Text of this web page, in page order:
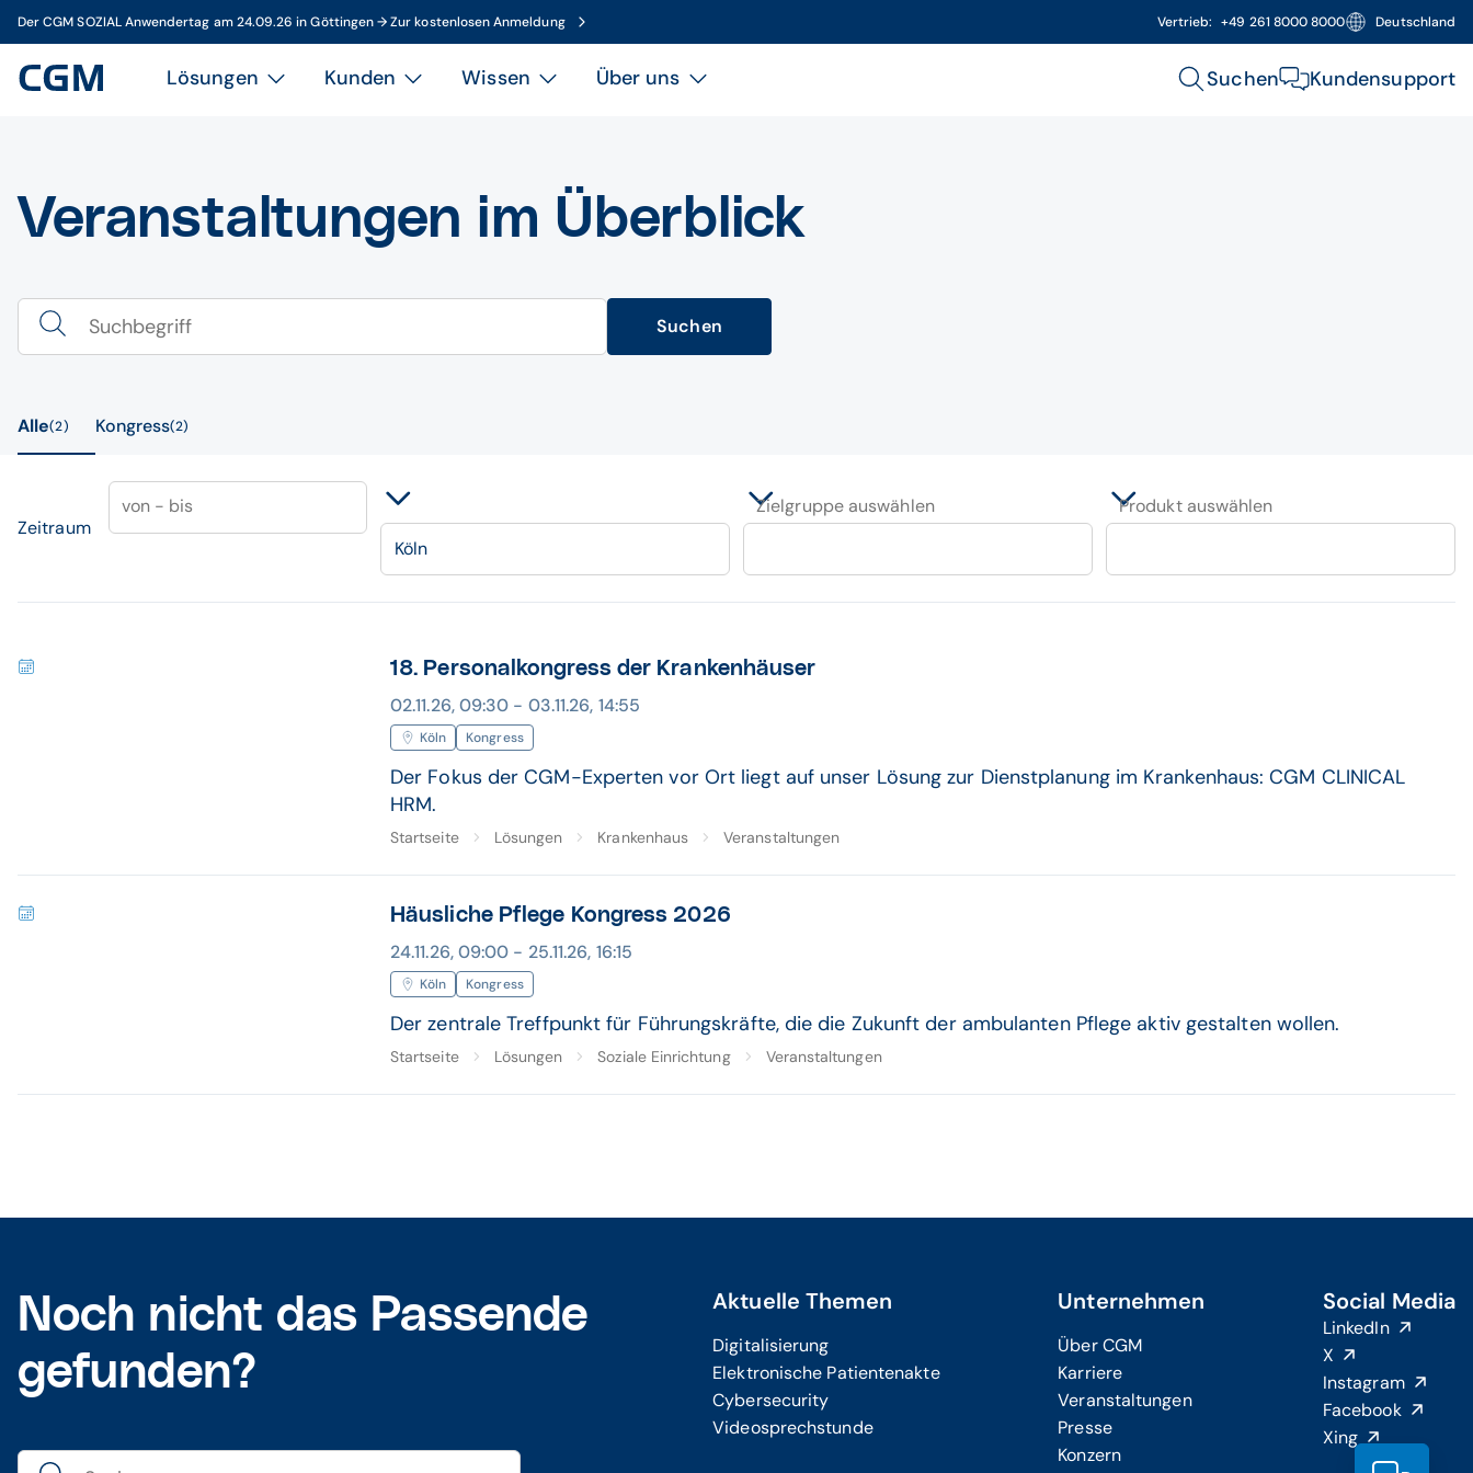
Der CGM SOZIAL Anwendertag am 24.09.26 in Göttingen → Zur kostenlosen Anmeldung Vertrieb: +49 261 8000 8000 Deutschland
Lösungen Kunden Wissen Über uns Suchen Kundensupport
Veranstaltungen im Überblick
Suchen
Alle 2 Kongress 2
Zeitraum
von - bis
Köln
Zielgruppe auswählen Produkt auswählen
18. Personalkongress der Krankenhäuser
02.11.26, 09:30 - 03.11.26, 14:55
Köln Kongress
Der Fokus der CGM-Experten vor Ort liegt auf unser Lösung zur Dienstplanung im Krankenhaus: CGM CLINICAL
HRM.
Startseite Lösungen Krankenhaus Veranstaltungen
Häusliche Pflege Kongress 2026
24.11.26, 09:00 - 25.11.26, 16:15
Köln Kongress
Der zentrale Treffpunkt für Führungskräfte, die die Zukunft der ambulanten Pflege aktiv gestalten wollen.
Startseite Lösungen Soziale Einrichtung Veranstaltungen
Noch nicht das Passende
gefunden?
Aktuelle Themen
Digitalisierung
Elektronische Patientenakte
Cybersecurity
Videosprechstunde
Unternehmen
Über CGM
Karriere
Veranstaltungen
Presse
Konzern
Social Media
LinkedIn
X
Instagram
Facebook
Xing